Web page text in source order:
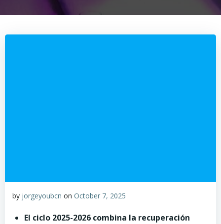
by jorgeyoubcn on October 7, 2025
El ciclo 2025-2026 combina la recuperación